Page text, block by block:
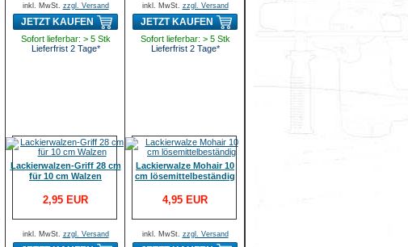
inkl. MwSt. zzgl. Versand
JETZT KAUFEN
Sofort lieferbar: > 5 Stk
Lieferfrist 2 Tage*
inkl. MwSt. zzgl. Versand
JETZT KAUFEN
Sofort lieferbar: > 5 Stk
Lieferfrist 2 Tage*
Lackierwalzen-Griff 28 cm
für 10 cm Walzen
2,95 EUR
inkl. MwSt. zzgl. Versand
Lackierwalze Mohair 10
cm lösemittelbeständig
4,95 EUR
inkl. MwSt. zzgl. Versand